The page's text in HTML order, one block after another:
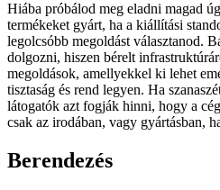
Hiába próbálod meg eladni magad
termékeket gyárt, ha a kiállítási
legolcsóbb megoldást választanod.
dolgozni, hiszen bérelt
megoldások, amellyekkel ki lehet
tisztaság és rend legyen. Ha
látogatók azt fogják hinni, hogy a
csak az irodában, vagy gyártásban,
Berendezés